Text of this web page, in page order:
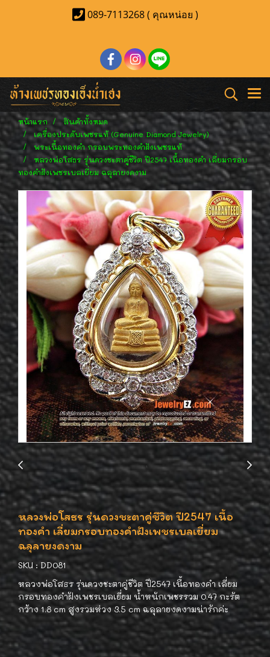
089-7113268 ( คุณหน่อย )
หน้าแรก
สินค้าทั้งหมด
เครื่องประดับเพชรแท้ (Genuine Diamond Jewelry)
พระเนื้อทองคำ กรอบพระทองคำฝังเพชรแท้
หลวงพ่อโสธร รุ่นดวงชะตาคู่ชีวิต ปี2547 เนื้อทองคำ เลี่ยมกรอบ
ทองคำฝังเพชรเบลเยี่ยม ฉลุลายงดงาม
หลวงพ่อโสธร รุ่นดวงชะตาคู่ชีวิต ปี2547 เนื้อ
ทองคำ เลี่ยมกรอบทองคำฝังเพชรเบลเยี่ยม
ฉลุลายงดงาม
SKU : DD081
หลวงพ่อโสธร รุ่นดวงชะตาคู่ชีวิต ปี2547 เนื้อทองคำ เลี่ยม
กรอบทองคำฝังเพชรเบลเยี่ยม น้ำหนักเพชรรวม 0.47 กะรัต
กว้าง 1.8 cm สูงรวมห่วง 3.5 cm ฉลุลายงดงามน่ารักค่ะ